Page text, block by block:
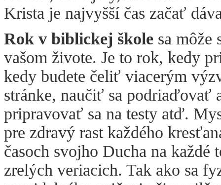
Krista je najvyšší čas začať
Rok v biblickej škole sa môže
vašom živote. Je to rok, kedy
kedy budete čeliť viacerým
stránke, naučiť sa
pripravovať sa na testy atď.
pre zdravý rast každého
časoch svojho Ducha na
zrelých veriacich. Tak ako sa